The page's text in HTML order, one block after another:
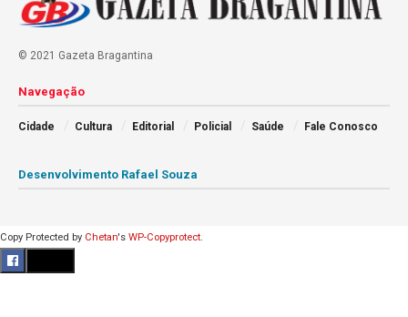
© 2021 Gazeta Bragantina
Navegação
Cidade Cultura Editorial Policial Saúde Fale Conosco
Desenvolvimento Rafael Souza
Copy Protected by Chetan's WP-Copyprotect.